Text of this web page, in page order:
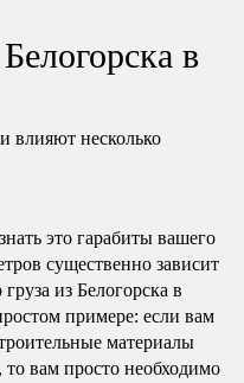
в
влияют несколько
это гарабиты вашего
существенно зависит
из Белогорска в
примере: если вам
материалы
вам просто необходимо